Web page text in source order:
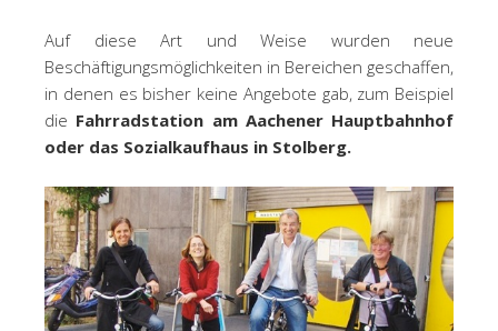
Auf diese Art und Weise wurden neue
Beschäftigungsmöglichkeiten in Bereichen geschaffen,
in denen es bisher keine Angebote gab, zum Beispiel
die Fahrradstation am Aachener Hauptbahnhof
oder das Sozialkaufhaus in Stolberg.